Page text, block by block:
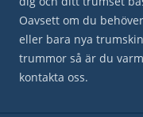
Oavsett om du
eller bara nya
trummor så är du
kontakta oss.